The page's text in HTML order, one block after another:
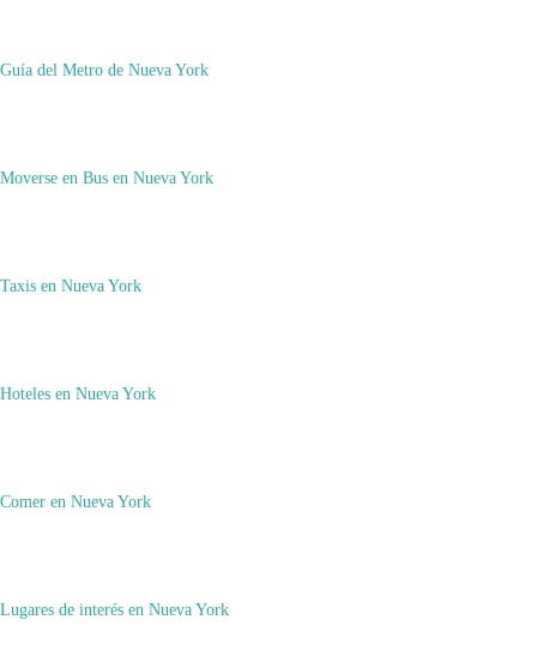
Guía del Metro de Nueva York
Moverse en Bus en Nueva York
Taxis en Nueva York
Hoteles en Nueva York
Comer en Nueva York
Lugares de interés en Nueva York